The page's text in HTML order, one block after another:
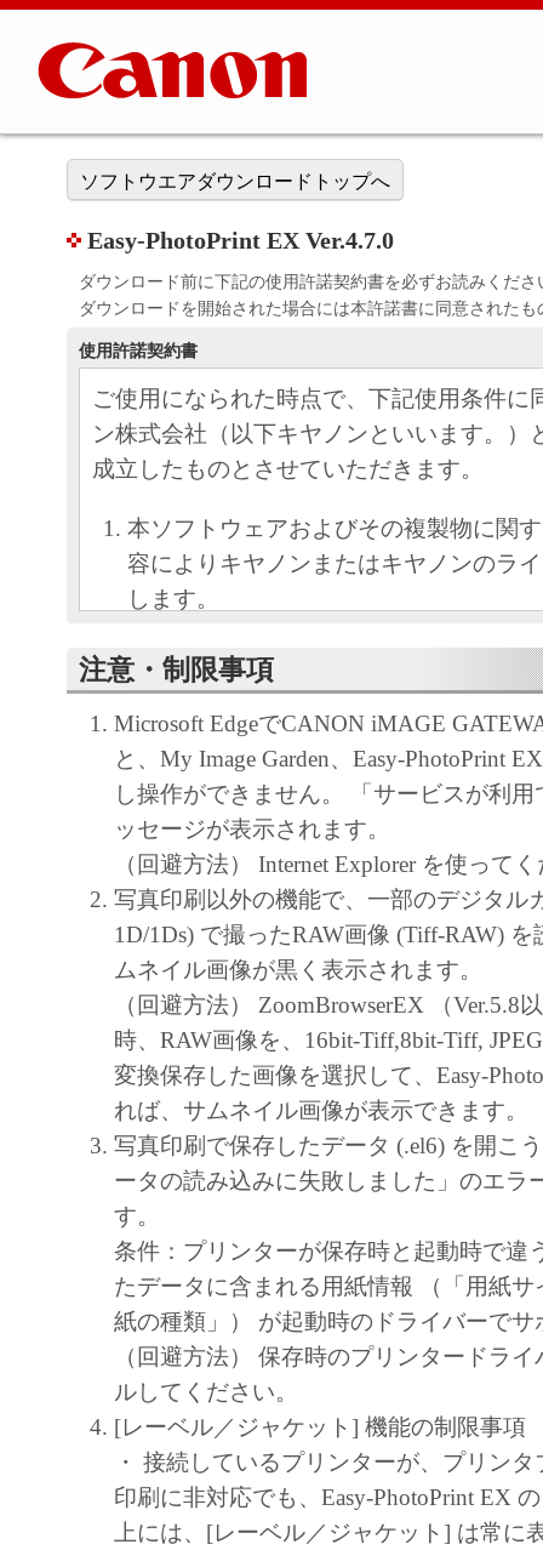
ソフトウエアダウンロードトップへ
Easy-PhotoPrint EX Ver.4.7.0
ダウンロード前に下記の使用許諾契約書を必ずお読みくださ
ダウンロードを開始された場合には本許諾書に同意された
使用許諾契約書
ご使用になられた時点で、下記使用条件に
ン株式会社（以下キヤノンといいます。）
成立したものとさせていただきます。
本ソフトウェアおよびその複製物に関
容によりキヤノンまたはキヤノンのラ
します。
といいます。）に対し、本ソフトウェ
独占的権利を許諾します。
ユーザーは、本ソフトウェアの全部ま
改変、リバース・エンジニアリング、
は逆アセンブル等することはできませ
キヤノン、キヤノンマーケティングジ
よびキヤノンのライセンサーは、本ソ
ザーの特定の目的のために適当である
用であること、または本ソフトウェア
と、その他本ソフトウェアに関してい
しません。
キヤノン、キヤノンマーケティングジ
よびキヤノンのライセンサーは、本ソ
に付随または関連して生ずる直接的ま
失、損害等について、いかなる場合に
任を負いません。
ユーザーは、日本国政府または該当国
許可等を得ることなしに、本ソフトウ
一部を、直接または間接に輸出しては
注意・制限事項
Microsoft EdgeでCANON iMAGE
と、My Image Garden、Easy-PhotoPrint
し操作ができません。 「サービスが利
ッセージが表示されます。
（回避方法） Internet Explorer を使って
写真印刷以外の機能で、一部のデジタル
1D/1Ds) で撮ったRAW画像 (Tiff-RAW)
ムネイル画像が黒く表示されます。
（回避方法） ZoomBrowserEX （Ver.5.8
時、RAW画像を、16bit-Tiff,8bit-Tiff,
変換保存した画像を選択して、Easy-
れば、サムネイル画像が表示できます。
写真印刷で保存したデータ (.el6) を開こ
ータの読み込みに失敗しました」のエラ
す。
条件：プリンターが保存時と起動時で違
たデータに含まれる用紙情報 （「用紙
紙の種類」） が起動時のドライバーでサ
（回避方法） 保存時のプリンタードラ
ルしてください。
[レーベル／ジャケット] 機能の制限事項
・ 接続しているプリンターが、プリン
印刷に非対応でも、Easy-PhotoPrint EX
上には、[レーベル／ジャケット] は常に